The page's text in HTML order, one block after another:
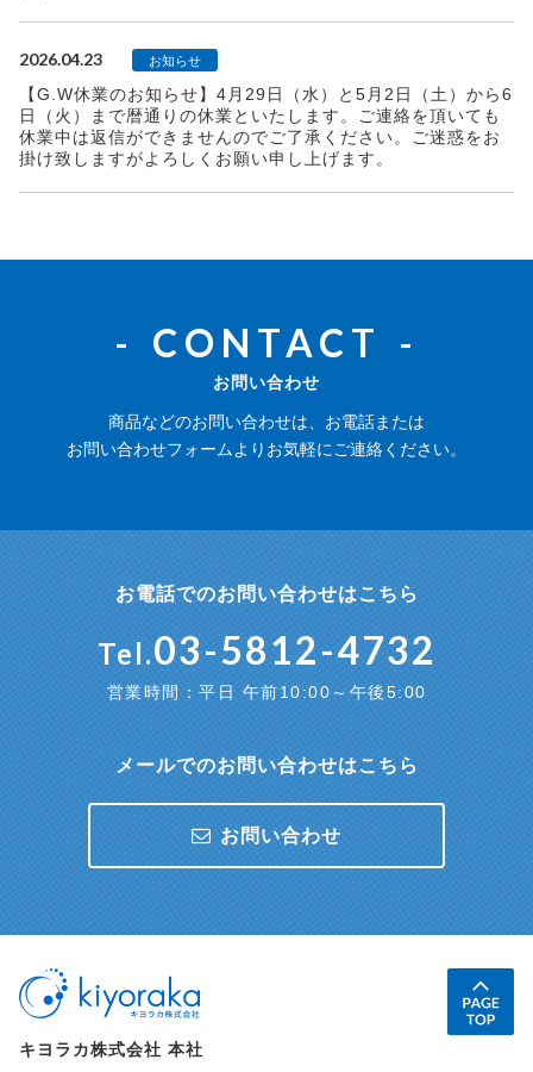
2026.04.23 お知らせ
【G.W休業のお知らせ】4月29日（水）と5月2日（土）から6
日（火）まで暦通りの休業といたします。ご連絡を頂いても
休業中は返信ができませんのでご了承ください。ご迷惑をお
掛け致しますがよろしくお願い申し上げます。
CONTACT
お問い合わせ
商品などのお問い合わせは、お電話または
お問い合わせフォームよりお気軽にご連絡ください。
お電話でのお問い合わせはこちら
Tel.03-5812-4732
営業時間：平日 午前10:00～午後5:00
メールでのお問い合わせはこちら
お問い合わせ
キヨラカ株式会社 本社